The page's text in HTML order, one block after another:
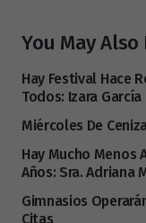
You May Also
Hay Festival Hace
Todos: Izara
Miércoles De
Hay Mucho Menos
Años: Sra. Adriana
Gimnasios
Citas